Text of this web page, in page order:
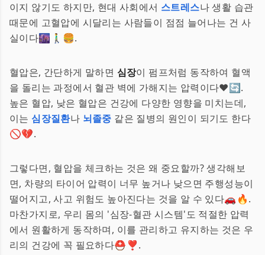
이지 않기도 하지만, 현대 사회에서 스트레스나 생활 습관
때문에 고혈압에 시달리는 사람들이 점점 늘어나는 건 사
실이다🌆🚶‍♂️🍔.
혈압은, 간단하게 말하면 심장이 펌프처럼 동작하여 혈액
을 돌리는 과정에서 혈관 벽에 가해지는 압력이다❤️🔄.
높은 혈압, 낮은 혈압은 건강에 다양한 영향을 미치는데,
이는 심장질환나 뇌졸중 같은 질병의 원인이 되기도 한다
🚫💔.
그렇다면, 혈압을 체크하는 것은 왜 중요할까? 생각해보
면, 차량의 타이어 압력이 너무 높거나 낮으면 주행성능이
떨어지고, 사고 위험도 높아진다는 것을 알 수 있다🚗🔥.
마찬가지로, 우리 몸의 '심장-혈관 시스템'도 적절한 압력
에서 원활하게 동작하며, 이를 관리하고 유지하는 것은 우
리의 건강에 꼭 필요하다⛑️❣️.